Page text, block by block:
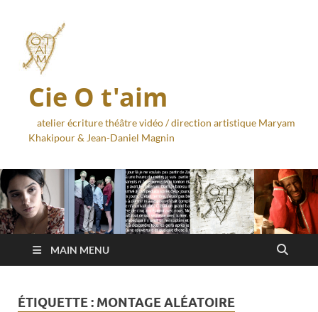
Cie O t'aim
atelier écriture théâtre vidéo / direction artistique Maryam
Khakipour & Jean-Daniel Magnin
MAIN MENU
ÉTIQUETTE : MONTAGE ALÉATOIRE